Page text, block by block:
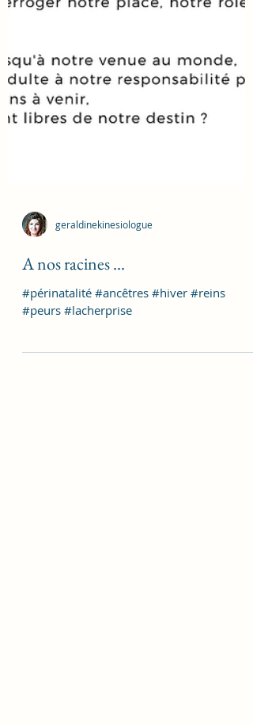
geraldinekinesiologue
A nos racines ...
#peurs #lacherprise